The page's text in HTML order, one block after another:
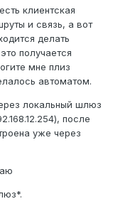
клиентская
и связь, а вот
делать
получается
мне плиз
автоматом.
локальный шлюз
после
уже через